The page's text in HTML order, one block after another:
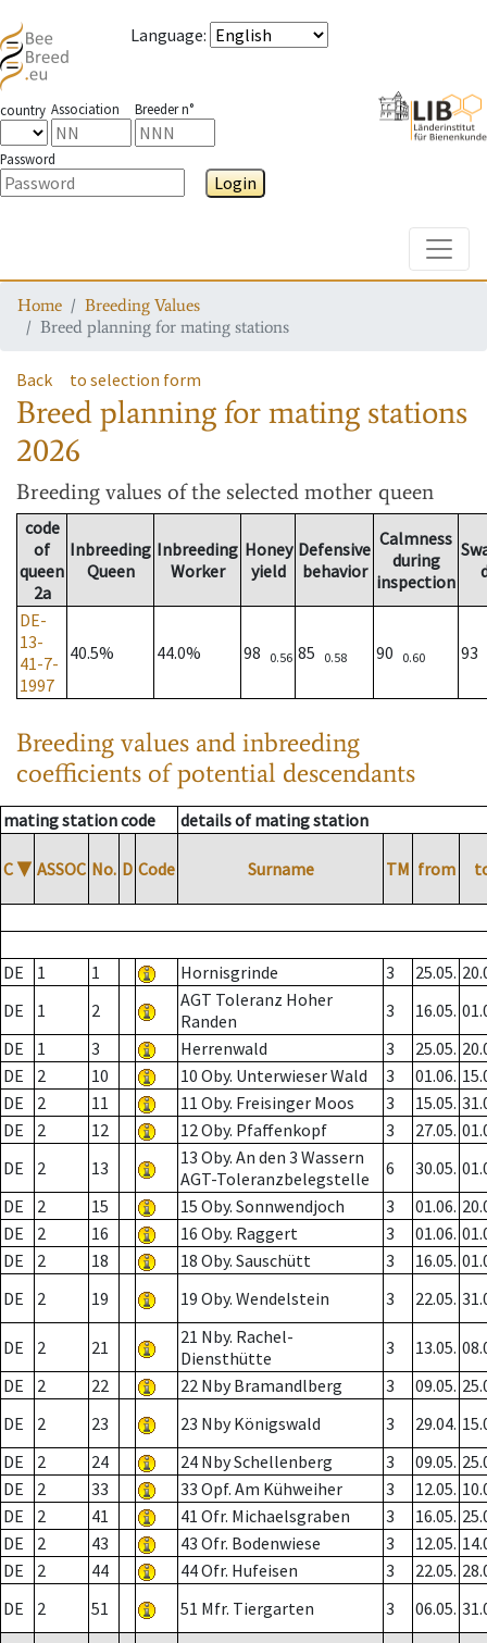
Language:
country Association Breeder n°
Password
Login
Home
Breeding Values
Breed planning for mating stations
Back to selection form
Breed planning for mating stations
2026
Breeding values of the selected mother queen
code
of
queen
2a
Inbreeding
Queen
Inbreeding
Worker
Honey
yield
Defensive
behavior
Calmness
during
inspection
DE-
13-
41-7-
1997
40.5% 44.0% 98 0.56 85 0.58 90 0.60 93
Breeding values and inbreeding
coefficients of potential descendants
mating station code details of mating station
C ▼ ASSOC No. D Code Surname TM from
DE 1 1 Hornisgrinde 3 25.05.
DE
1 2
AGT Toleranz Hoher
Randen
3 16.05.
DE
1 3 Herrenwald 3 25.05.
DE
2 10 10 Oby. Unterwieser Wald 3 01.06.
DE
2 11 11 Oby. Freisinger Moos 3 15.05.
DE
2 12 12 Oby. Pfaffenkopf 3 27.05.
DE
2 13
13 Oby. An den 3 Wassern
AGT-Toleranzbelegstelle
6 30.05.
DE
2 15 15 Oby. Sonnwendjoch 3 01.06.
DE
2 16 16 Oby. Raggert 3 01.06.
DE
2 18 18 Oby. Sauschütt 3 16.05.
DE
2 19 19 Oby. Wendelstein 3 22.05.
DE 2 21
21 Nby. Rachel-
Diensthütte
3 13.05.
DE
2 22 22 Nby Bramandlberg 3 09.05.
DE
2 23 23 Nby Königswald 3 29.04.
DE
2 24 24 Nby Schellenberg 3 09.05.
DE
2 33 33 Opf. Am Kühweiher 3 12.05.
DE
2 41 41 Ofr. Michaelsgraben 3 16.05.
DE
2 43 43 Ofr. Bodenwiese 3 12.05.
DE
2 44 44 Ofr. Hufeisen 3 22.05.
DE
2 51 51 Mfr. Tiergarten 3 06.05.